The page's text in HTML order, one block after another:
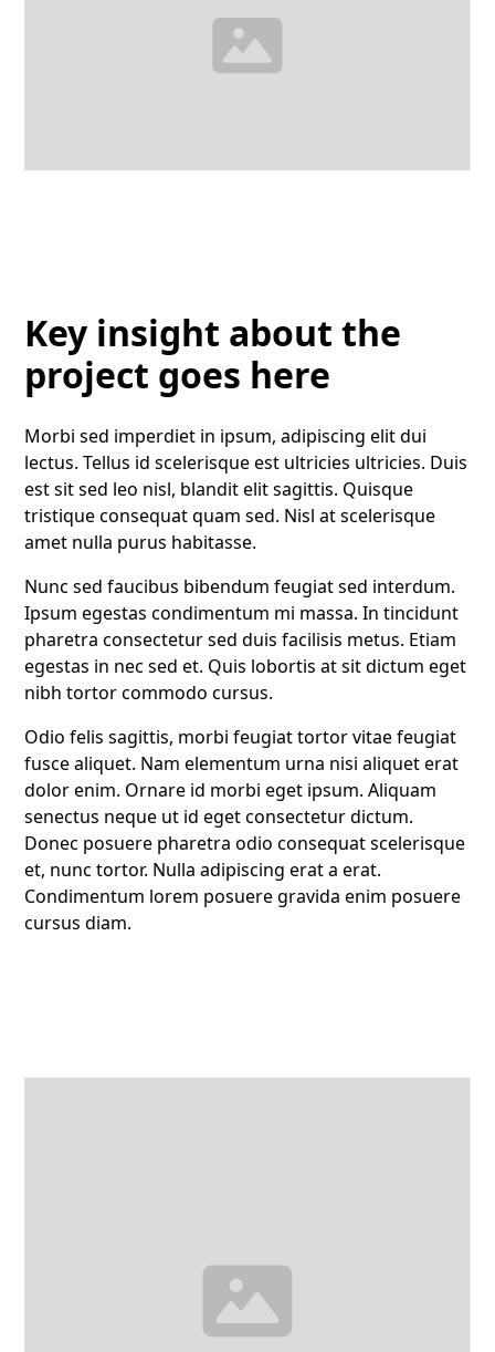
Key insight about the
project goes here
Morbi sed imperdiet in ipsum, adipiscing elit dui
lectus. Tellus id scelerisque est ultricies ultricies. Duis
est sit sed leo nisl, blandit elit sagittis. Quisque
tristique consequat quam sed. Nisl at scelerisque
amet nulla purus habitasse.
Nunc sed faucibus bibendum feugiat sed interdum.
Ipsum egestas condimentum mi massa. In tincidunt
pharetra consectetur sed duis facilisis metus. Etiam
egestas in nec sed et. Quis lobortis at sit dictum eget
nibh tortor commodo cursus.
Odio felis sagittis, morbi feugiat tortor vitae feugiat
fusce aliquet. Nam elementum urna nisi aliquet erat
dolor enim. Ornare id morbi eget ipsum. Aliquam
senectus neque ut id eget consectetur dictum.
Donec posuere pharetra odio consequat scelerisque
et, nunc tortor. Nulla adipiscing erat a erat.
Condimentum lorem posuere gravida enim posuere
cursus diam.